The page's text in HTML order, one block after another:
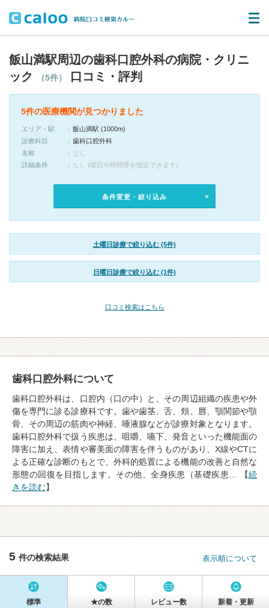
飯山満駅周辺の歯科口腔外科の病院・クリニ
ック
（5件） 口コミ・評判
5件の医療機関が見つかりました
エリア・駅
飯山満駅 (1000m)
診療科目
歯科口腔外科
名称
なし
詳細条件
なし (曜日や時間帯を指定できます)
条件変更・絞り込み
土曜日診療で絞り込む (5件)
日曜日診療で絞り込む (1件)
口コミ検索はこちら
歯科口腔外科について
歯科口腔外科は、口腔内（口の中）と、その周辺組織の疾患や外
傷を専門に診る診療科です。歯や歯茎、舌、頬、唇、顎関節や顎
骨、その周辺の筋肉や神経、唾液腺などが診療対象となります。
歯科口腔外科で扱う疾患は、咀嚼、嚥下、発音といった機能面の
障害に加え、表情や審美面の障害を伴うものがあり、X線やCTに
よる正確な診断のもとで、外科的処置による機能の改善と自然な
形態の回復を目指します。その他、全身疾患（基礎疾患… 【続
きを読む】
5 件の検索結果 表示順について
標準 ★の数 レビュー数 新着・更新